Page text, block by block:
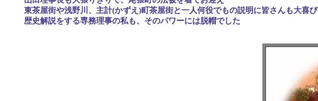
東茶屋街や浅野川、主計(かずえ)町茶屋街と一人何役でもの説明に皆さんも大喜び
歴史解説をする専務理事の私も、そのパワーには脱帽でした